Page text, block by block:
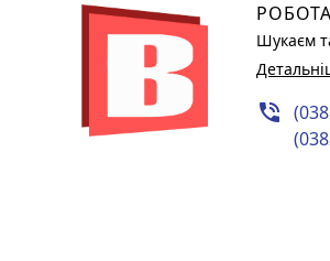
Шукаєм
phone_in_talk